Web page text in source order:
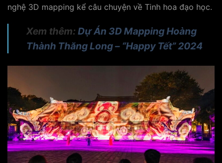
nghệ 3D mapping kể câu chuyện về Tinh hoa đạo học.
Xem thêm: Dự Án 3D Mapping Hoàng
Thành Thăng Long – “Happy Tết” 2024